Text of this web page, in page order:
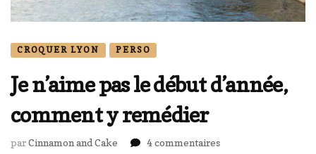
CROQUER LYON PERSO
Je n’aime pas le début d’année,
comment y remédier
parCinnamon and Cake 4 commentairessur